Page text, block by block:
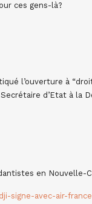
ces gens-là?
l’ouverture à
d’Etat à la
en Nouvelle-
signe-avec-air-